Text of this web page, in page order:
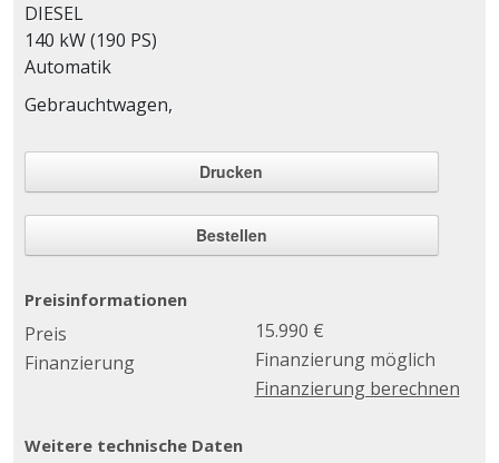
DIESEL
140 kW (190 PS)
Automatik
Gebrauchtwagen,
Drucken
Bestellen
Preisinformationen
Preis
15.990 €
Finanzierung
Finanzierung möglich
Finanzierung berechnen
Weitere technische Daten